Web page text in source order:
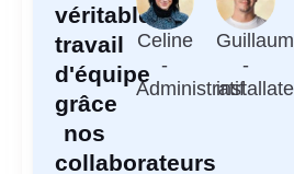
véritable
travail
d'équipe
grâce
nos
collaborateurs
Celine
-
Administratif
-